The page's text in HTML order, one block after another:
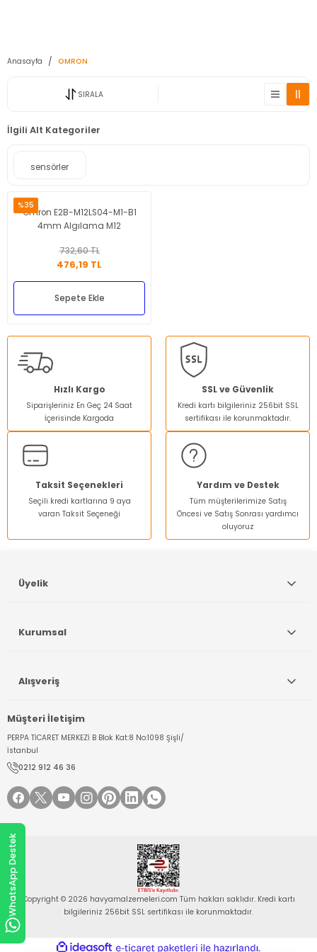
Anasayfa OMRON
SIRALA
İlgili Alt Kategoriler
sensörler
%35
Omron E2B-M12LS04-M1-B1
4mm Algılama M12
732,60 TL
476,19 TL
Sepete Ekle
Hızlı Kargo
Siparişleriniz En Geç 24 Saat
İçerisinde Kargoda
SSL ve Güvenlik
Kredi kartı bilgileriniz 256bit SSL
sertifikası ile korunmaktadır.
Taksit Seçenekleri
Seçili kredi kartlarına 9 aya
varan Taksit Seçeneği
Yardım ve Destek
Tüm müşterilerimize Satış
Öncesi ve Satış Sonrası yardımcı
oluyoruz
Müşteri İletişim
PERPA TİCARET MERKEZİ B Blok Kat:8 No:1098 Şişli/
İstanbul
0212 912 46 36
Üyelik
Kurumsal
Alışveriş
Copyright © 2026 havyamalzemeleri.com Tüm hakları saklıdır. Kredi kartı
bilgileriniz 256bit SSL sertifikası ile korunmaktadır.
WhatsApp Destek
ideasoft e-